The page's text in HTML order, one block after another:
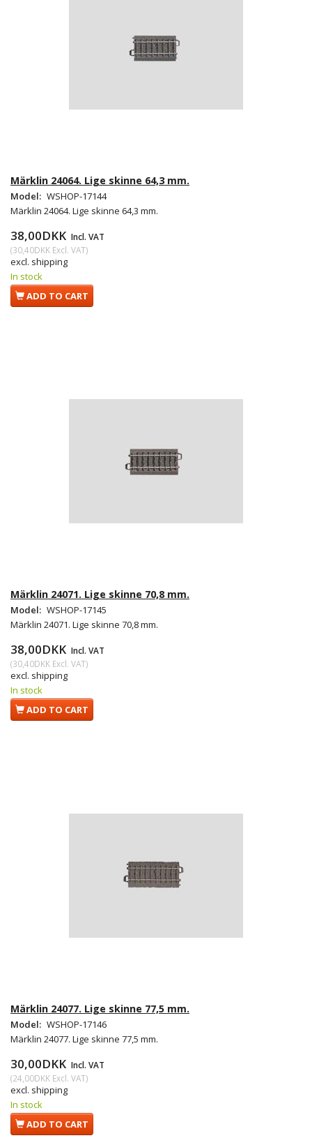
Märklin 24064. Lige skinne 64,3 mm.
Model: WSHOP-17144
Märklin 24064. Lige skinne 64,3 mm.
38,00DKK Incl. VAT
(30,40DKK Excl. VAT)
excl. shipping
In stock
ADD TO CART
Märklin 24071. Lige skinne 70,8 mm.
Model: WSHOP-17145
Märklin 24071. Lige skinne 70,8 mm.
38,00DKK Incl. VAT
(30,40DKK Excl. VAT)
excl. shipping
In stock
ADD TO CART
Märklin 24077. Lige skinne 77,5 mm.
Model: WSHOP-17146
Märklin 24077. Lige skinne 77,5 mm.
30,00DKK Incl. VAT
(24,00DKK Excl. VAT)
excl. shipping
In stock
ADD TO CART